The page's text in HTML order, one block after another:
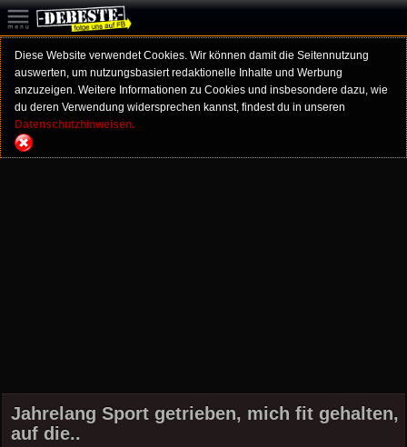
Diese Website verwendet Cookies. Wir können damit die Seitennutzung
auswerten, um nutzungsbasiert redaktionelle Inhalte und Werbung
anzuzeigen. Weitere Informationen zu Cookies und insbesondere dazu, wie
du deren Verwendung widersprechen kannst, findest du in unseren
Datenschutzhinweisen.
Jahrelang Sport getrieben, mich fit gehalten,
auf die..